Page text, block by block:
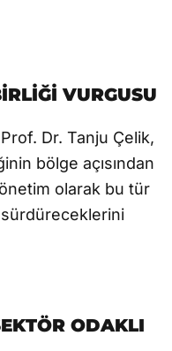
VURGUSU
Dr. Tanju Çelik,
bölge açısından
olarak bu tür
ODAKLI